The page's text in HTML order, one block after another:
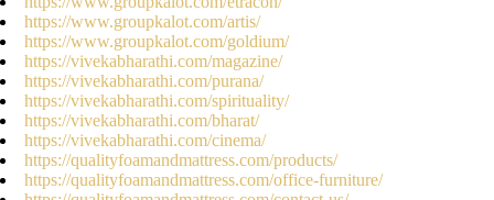
https://www.groupkalot.com/artis/
https://www.groupkalot.com/goldium/
https://vivekabharathi.com/magazine/
https://vivekabharathi.com/purana/
https://vivekabharathi.com/spirituality/
https://vivekabharathi.com/bharat/
https://vivekabharathi.com/cinema/
https://qualityfoamandmattress.com/products/
https://qualityfoamandmattress.com/office-furniture/